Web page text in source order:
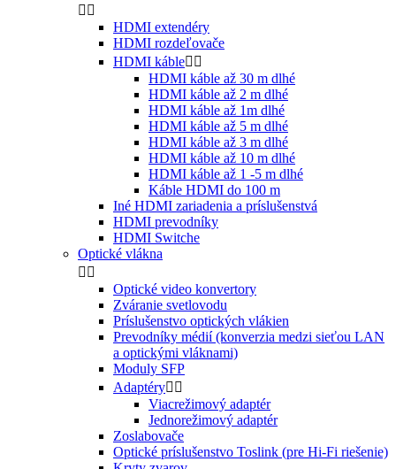
 
HDMI extendéry
HDMI rozdeľovače
HDMI káble 
HDMI káble až 30 m dlhé
HDMI káble až 2 m dlhé
HDMI káble až 1m dlhé
HDMI káble až 5 m dlhé
HDMI káble až 3 m dlhé
HDMI káble až 10 m dlhé
HDMI káble až 1 -5 m dlhé
Káble HDMI do 100 m
Iné HDMI zariadenia a príslušenstvá
HDMI prevodníky
HDMI Switche
Optické vlákna
 
Optické video konvertory
Zváranie svetlovodu
Príslušenstvo optických vlákien
Prevodníky médií (konverzia medzi sieťou LAN
a optickými vláknami)
Moduly SFP
Adaptéry 
Viacrežimový adaptér
Jednorežimový adaptér
Zoslabovače
Optické príslušenstvo Toslink (pre Hi-Fi riešenie)